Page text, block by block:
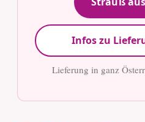
Infos zu
Lieferung in ganz